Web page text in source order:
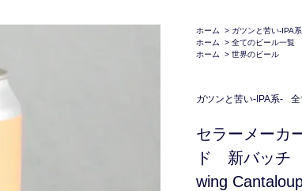
ホーム > ガツンと苦い-IPA
ホーム
> 全てのビール一覧
ホーム
> 世界のビール
ガツンと苦い-IPA系-
セラーメーカ
ド 新バッチ
wing